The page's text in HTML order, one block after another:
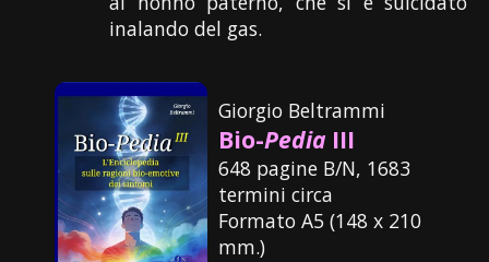
inalando del gas.
Giorgio Beltrammi
Bio-Pedia III
648 pagine B/N, 1683
termini circa
Formato A5 (148 x 210
mm.)